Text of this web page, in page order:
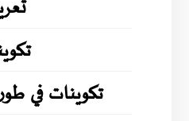
تكوينات في